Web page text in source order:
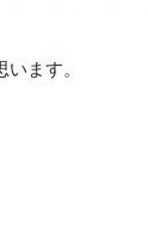
ます。